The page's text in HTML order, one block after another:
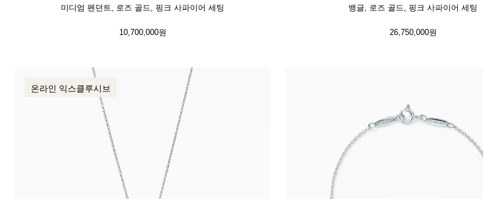
미디엄 펜던트, 로즈 골드, 핑크 사파이어 세팅
10,700,000원
뱅글, 로즈 골드, 핑크 사파이어 세팅
26,750,000원
온라인 익스클루시브